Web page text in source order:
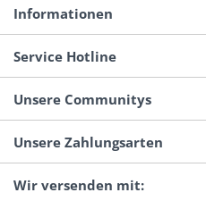
Informationen
Service Hotline
Unsere Communitys
Unsere Zahlungsarten
Wir versenden mit: